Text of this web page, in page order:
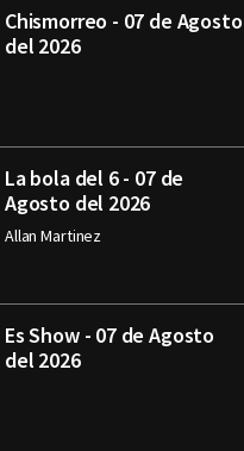
Chismorreo - 07 de Agosto
del 2026
La bola del 6 - 07 de
Agosto del 2026
Allan Martinez
Es Show - 07 de Agosto
del 2026